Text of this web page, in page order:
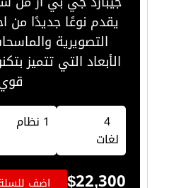
يقدم نوعًا جديدًا
التصويرية
الأبعاد التي تتميز
4
لغات
1 نظام
$22,300 اضف